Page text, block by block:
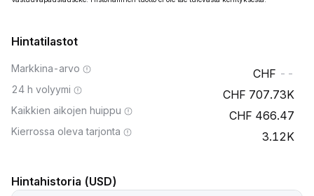
Hintatilastot
Markkina-arvo --
24 h volyymi 707.73K
Kaikkien aikojen huippu 466.47
Kierrossa oleva tarjonta 3.12K
Hintahistoria (USD)